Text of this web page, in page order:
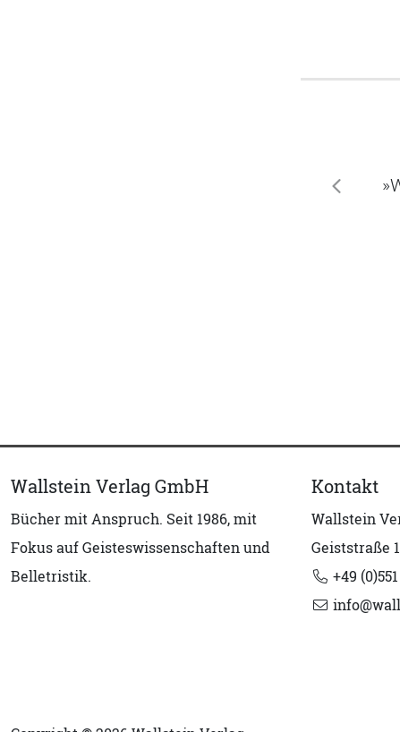
zurück
Wallstein Verlag GmbH
Bücher mit Anspruch. Seit 1986, mit
Fokus auf Geisteswissenschaften und
Belletristik.
Kontakt
Wallstein
Geiststraße
+49